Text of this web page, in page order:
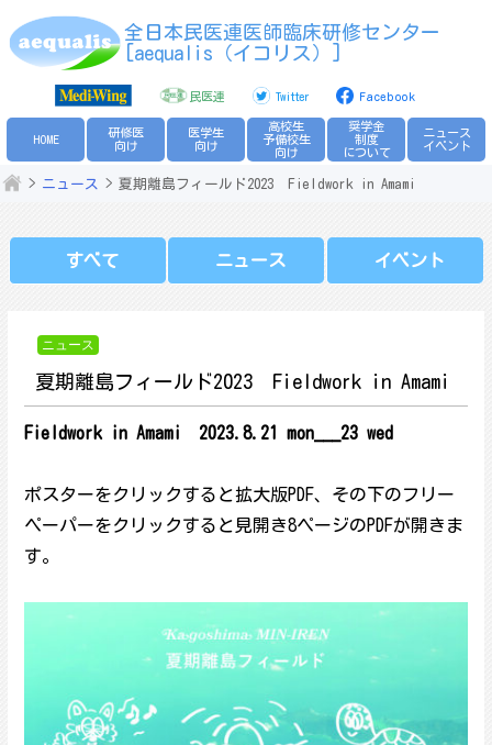
to
全日本民医連医師臨床研修センター
[aequalis（イコリス）]
民医連 Twitter Facebook
HOME
研修医
向け
医学生
向け
高校生
予備校生
向け
奨学金
制度
について
ニュース
イベント
ニュース 夏期離島フィールド2023 Fieldwork in Amami
すべて ニュース イベント
ニュース
夏期離島フィールド2023 Fieldwork in Amami
Fieldwork in Amami 2023.8.21 mon___23 wed
ポスターをクリックすると拡大版PDF、その下のフリー
ペーパーをクリックすると見開き8ページのPDFが開きま
す。